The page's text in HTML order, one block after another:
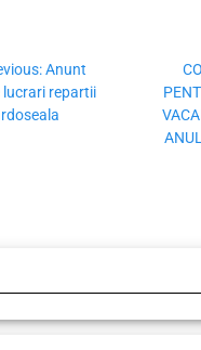
Anunt
lucrari repartii